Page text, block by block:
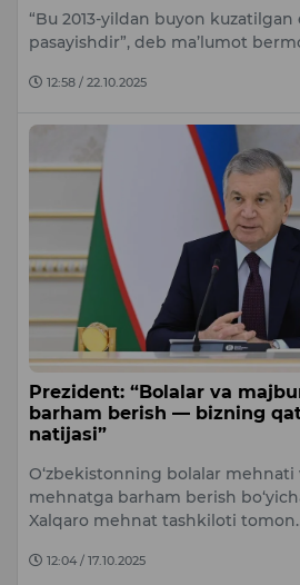
“Bu 2013-yildan buyon
pasayishdir”, deb ma’lumot
12:58 / 22.10.2025
Prezident: “Bolalar va
barham berish — bizning
natijasi”
O‘zbekistonning bolalar mehnati
mehnatga barham berish
Xalqaro mehnat tashkiloti
12:04 / 17.10.2025